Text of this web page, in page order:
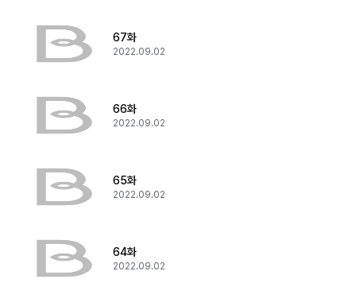
67화
2022.09.02
66화
2022.09.02
65화
2022.09.02
64화
2022.09.02